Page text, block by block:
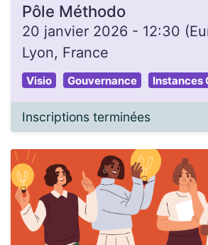
Pôle Méthodo
20 janvier 2026 - 12:30 (
Lyon, France
Visio Gouvernance Instances
Inscriptions terminées